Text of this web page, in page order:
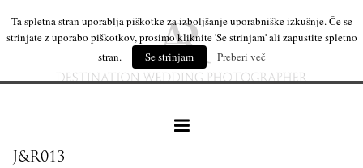
J&R013
Ta spletna stran uporablja piškotke za izboljšanje uporabniške izkušnje. Če se
strinjate z uporabo piškotkov, prosimo kliknite 'Se strinjam' ali zapustite spletno
stran.
Se strinjam Preberi več